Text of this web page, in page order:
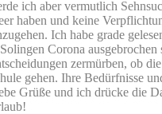
ich aber vermutlich
haben und keine
Ich habe grade
Corona
zermürben, ob
gehen. Ihre Bedürfnisse
Grüße und ich drücke die